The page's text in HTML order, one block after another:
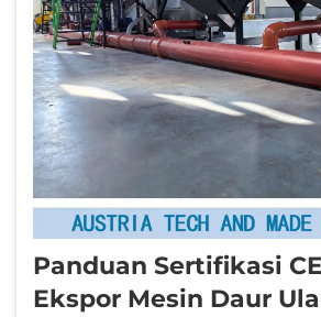
Panduan Sertifikasi
Ekspor Mesin Daur